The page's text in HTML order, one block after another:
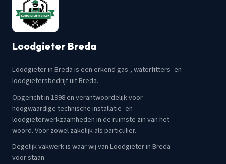
Loodgieter Breda
Loodgieter in Breda is een erkend gas-, waterfitters- en
loodgietersbedrijf uit Breda.
Opgericht in 1998 en verantwoordelijk voor
hoogwaardige technische installatie- en
loodgieterwerkzaamheden in de ruimste zin van het
woord. Voor zowel zakelijk als particulier.
Degelijk vakwerk is waar wij van Loodgieter in Breda
voor staan.